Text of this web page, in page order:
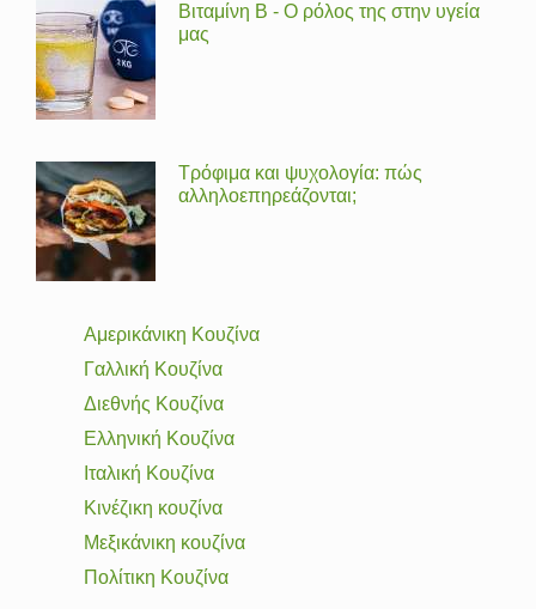
Βιταμίνη Β - Ο ρόλος της στην υγεία
μας
Τρόφιμα και ψυχολογία: πώς
αλληλοεπηρεάζονται;
Αμερικάνικη Κουζίνα
Γαλλική Κουζίνα
Διεθνής Κουζίνα
Ελληνική Κουζίνα
Ιταλική Κουζίνα
Κινέζικη κουζίνα
Μεξικάνικη κουζίνα
Πολίτικη Κουζίνα